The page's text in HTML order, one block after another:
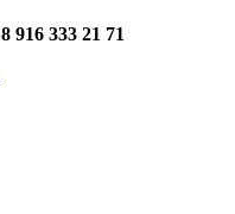
8 916 333 21 71